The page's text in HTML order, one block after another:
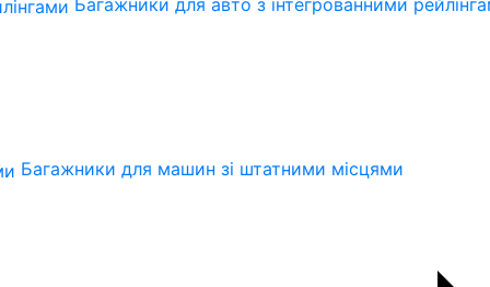
Багажники для авто з інтегрованними
Багажники для машин зі штатними місцями